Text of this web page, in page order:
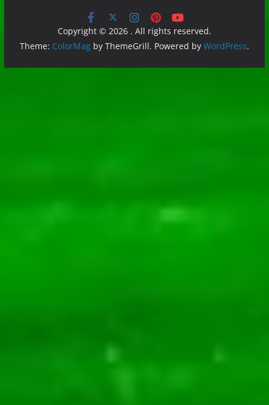
Copyright © 2026 . All rights reserved.
Theme: ColorMagby ThemeGrill. Powered by WordPress.